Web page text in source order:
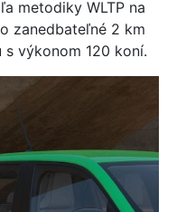
metodiky WLTP na
zanedbateľné 2 km
výkonom 120 koní.